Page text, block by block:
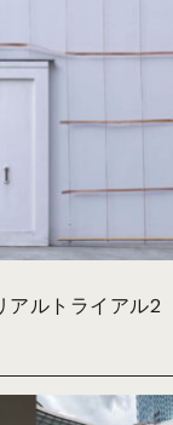
アルトライアル2